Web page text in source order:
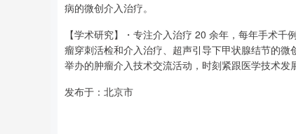
病的微创介入治疗。
【学术研究】・专注介入治疗 20 余年，每年手术
瘤穿刺活检和介入治疗、超声引导下甲状腺结节的
举办的肿瘤介入技术交流活动，时刻紧跟医学技术发
发布于：北京市